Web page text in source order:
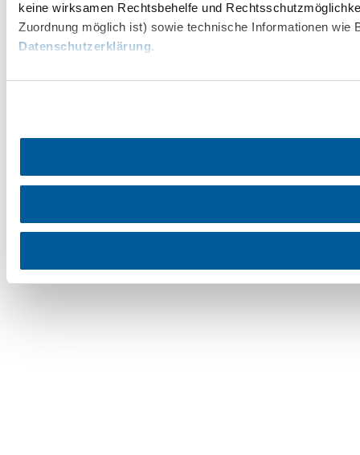
keine wirksamen Rechtsbehelfe und
Zuordnung möglich ist) sowie technische Informationen wie
Datenschutzerklärung.